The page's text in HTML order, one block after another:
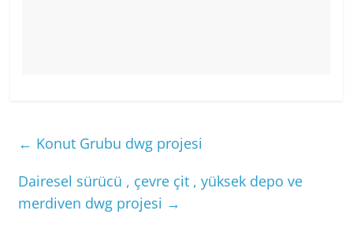
← Konut Grubu dwg projesi
Dairesel sürücü , çevre çit , yüksek depo ve
merdiven dwg projesi →